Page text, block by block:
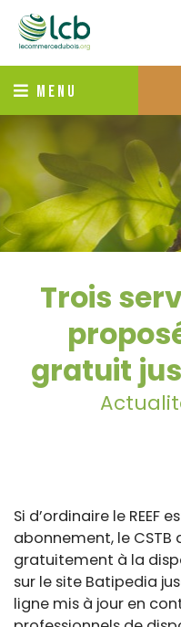
MENU
Trois
gratuit
Si d’ordinaire le REEF
abonnement, le
gratuitement à la
sur le site Batipedia
ligne mis à jour en